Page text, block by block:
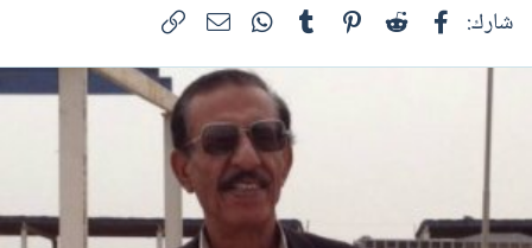
شارك: فيسبوك Reddit
Pinterest
Tumblr
WhatsAppالبريد الإلكتروني